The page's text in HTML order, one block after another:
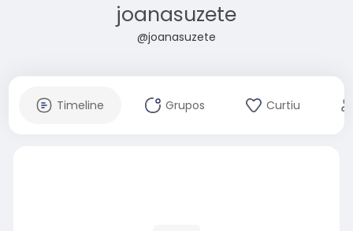
joanasuzete
@joanasuzete
Timeline Grupos Curtiu